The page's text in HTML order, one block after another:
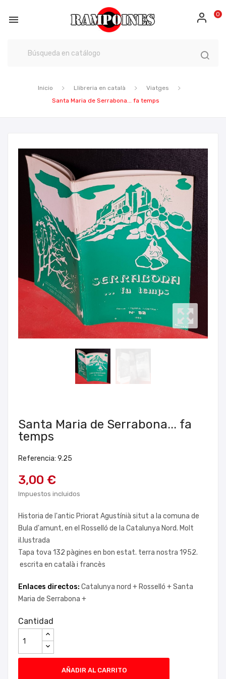
 0
Inicio Llibreria en català
Viatges
Santa Maria de Serrabona... fa temps
Santa Maria de Serrabona... fa
temps
Referencia: 9.25
3,00 €
Impuestos incluidos
Historia de l'antic Priorat Agustínià situt a la comuna de
Bula d'amunt, en el Rosselló de la Catalunya Nord. Molt
il.lustrada
Tapa tova 132 pàgines en bon estat. terra nostra 1952.
escrita en català i francès
Enlaces directos: Catalunya nord + Rosselló +Santa
Maria de Serrabona +
Cantidad
AÑADIR AL CARRITO